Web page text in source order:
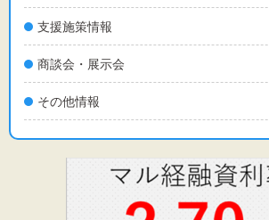
支援施策情報
商談会・展示会
その他情報